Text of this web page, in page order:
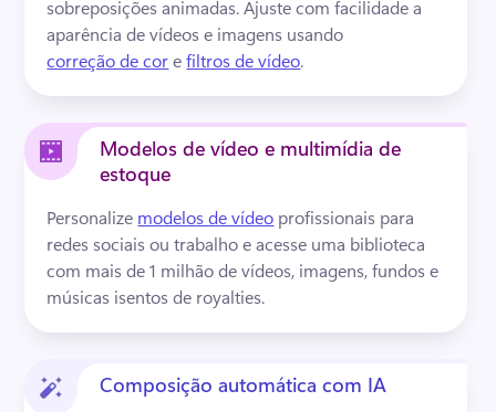
sobreposições animadas. Ajuste com facilidade a
aparência de vídeos e imagens usando
correção de cor e filtros de vídeo.
Modelos de vídeo e multimídia de
estoque
Personalize modelos de vídeo profissionais para
redes sociais ou trabalho e acesse uma biblioteca
com mais de 1 milhão de vídeos, imagens, fundos e
músicas isentos de royalties.
Composição automática com IA